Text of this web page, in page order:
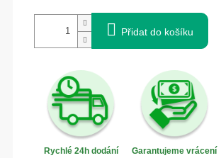
Přidat do košíku
Rychlé 24h dodání
Garantujeme vrácení